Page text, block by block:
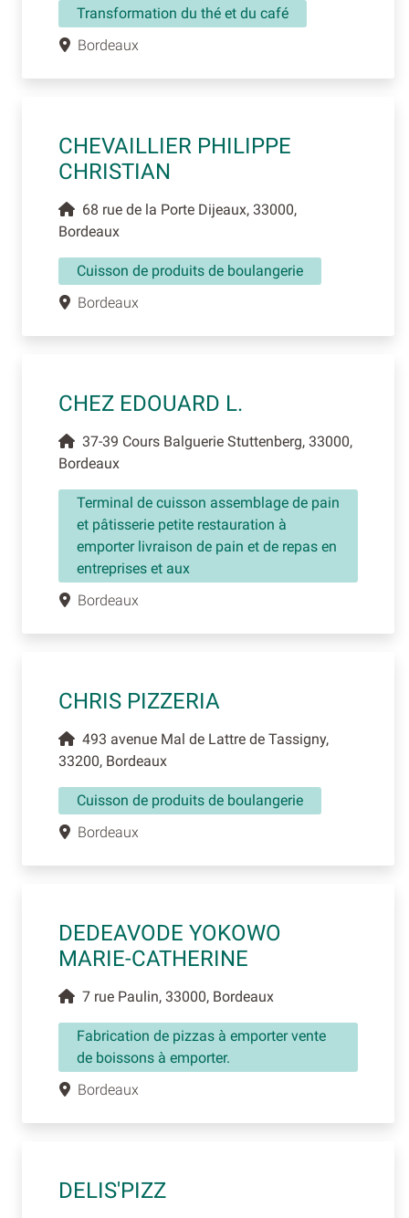
Transformation du thé et du café
Bordeaux
CHEVAILLIER PHILIPPE
CHRISTIAN
68 rue de la Porte Dijeaux, 33000,
Bordeaux
Cuisson de produits de boulangerie
Bordeaux
CHEZ EDOUARD L.
37-39 Cours Balguerie Stuttenberg, 33000,
Bordeaux
Terminal de cuisson assemblage de pain
et pâtisserie petite restauration à
emporter livraison de pain et de repas en
entreprises et aux
Bordeaux
CHRIS PIZZERIA
493 avenue Mal de Lattre de Tassigny,
33200, Bordeaux
Cuisson de produits de boulangerie
Bordeaux
DEDEAVODE YOKOWO
MARIE-CATHERINE
7 rue Paulin, 33000, Bordeaux
Fabrication de pizzas à emporter vente
de boissons à emporter.
Bordeaux
DELIS'PIZZ